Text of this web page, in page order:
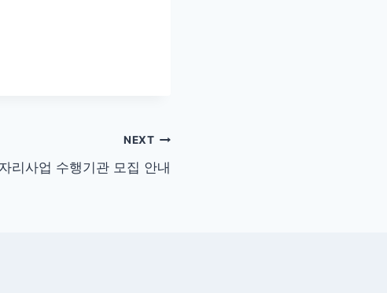
NEXT
리사업 수행기관 모집 안내